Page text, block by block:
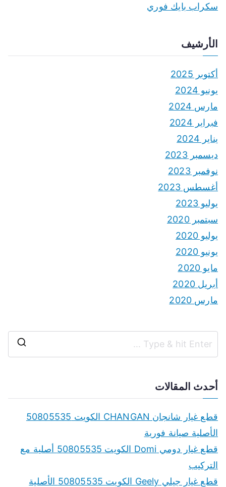
سكراب بايك فوري
الأرشيف
أكتوبر 2025
يونيو 2024
مارس 2024
فبراير 2024
يناير 2024
ديسمبر 2023
نوفمبر 2023
أغسطس 2023
يوليو 2023
سبتمبر 2020
يوليو 2020
يونيو 2020
مايو 2020
أبريل 2020
مارس 2020
r
أحدث المقالات
قطع غيار شانجان CHANGAN الكويت 50805535
الأصلية صيانة فورية
قطع غيار دومي Domi الكويت 50805535 أصلية مع
التركيب
قطع غيار جيلي Geely الكويت 50805535 الأصلية